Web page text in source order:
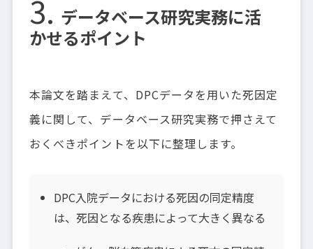
データベース研究実務に活
かせるポイント
本論文を踏まえて、DPCデータを用いた死因定
義に関して、データベース研究実務で押さえて
おくべきポイントを以下に整理します。
DPC入院データにおける死因の同定精度
は、死因となる疾患によって大きく異なる